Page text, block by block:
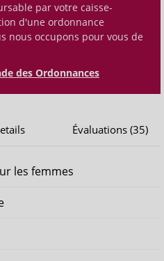
par votre caisse-
d'une ordonnance
nous occupons pour vous de
des Ordonnances
Évaluations (35)
les femmes